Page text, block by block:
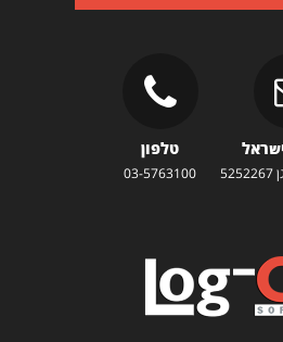
טלפון
03-5763100